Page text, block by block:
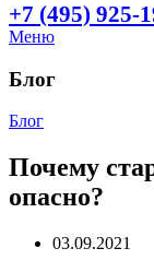
+7 (495) 925-
Меню
Блог
Блог
Почему
опасно?
03.09.2021